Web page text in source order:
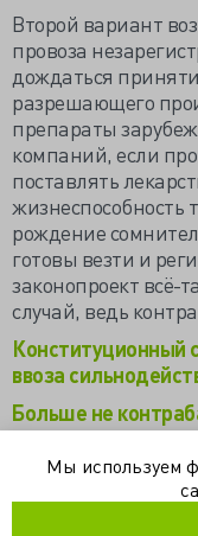
Второй вариант
провоза
дождаться
разрешающего
препараты
компаний, если
поставлять
жизнеспособность
рождение
готовы везти и
законопроект всё-
случай, ведь
Конституционный
ввоза
Больше не
заболеваниями,
приобретать
Мы используем